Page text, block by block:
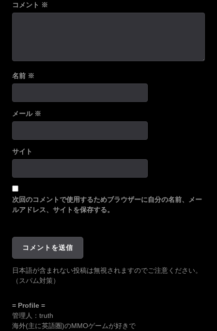
コメント ※
名前 ※
メール ※
サイト
次回のコメントで使用するためブラウザーに自分の名前、メー
ルアドレス、サイトを保存する。
日本語が含まれない投稿は無視されますのでご注意ください。
（スパム対策）
= Profile =
管理人：truth
海外(主に英語圏)のMMOゲームが好きで